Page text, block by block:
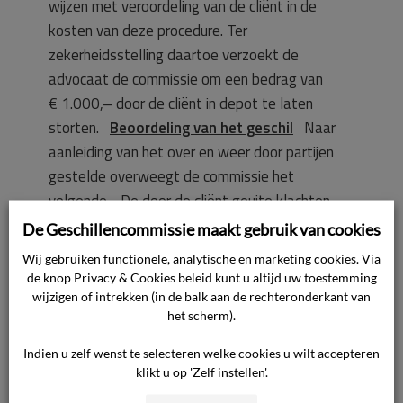
wijzen met veroordeling van de cliënt in de
kosten van deze procedure. Ter
zekerheidsstelling daartoe verzoekt de
advocaat de commissie om een bedrag van
€ 1.000,– door de cliënt in depot te laten
storten. Beoordeling van het geschil Naar
aanleiding van het over en weer door partijen
gestelde overweegt de commissie het
volgende. De door de cliënt geuite klachten
hebben betrekking op de kwaliteit van de
dienstverlening door de advocaat. In
september 2009 heeft de cliënt zich tot de
advocaat gewend voor het indienen van een
verzoek tot wijziging van de door de cliënt te
betalen kinderalimentatie. Bij
echtscheidingsconvenant van
De Geschillencommissie maakt gebruik van cookies
Wij gebruiken functionele, analytische en marketing cookies. Via
de knop Privacy & Cookies beleid kunt u altijd uw toestemming
wijzigen of intrekken (in de balk aan de rechteronderkant van
het scherm).
Indien u zelf wenst te selecteren welke cookies u wilt accepteren
klikt u op 'Zelf instellen'.